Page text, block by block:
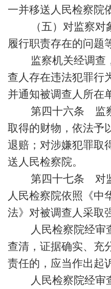
一并移送人民检察院
（五）对监察
履行职责存在的问题
监察机关经调查
查人存在违法犯罪行
并通知被调查人所在
第四十六条 监
取得的财物，依法予
退赔；对涉嫌犯罪取
送人民检察院。
第四十七条 对
人民检察院依照《中
法》对被调查人采取
人民检察院经审
查清，证据确实、充
责任的，应当作出起
人民检察院经审